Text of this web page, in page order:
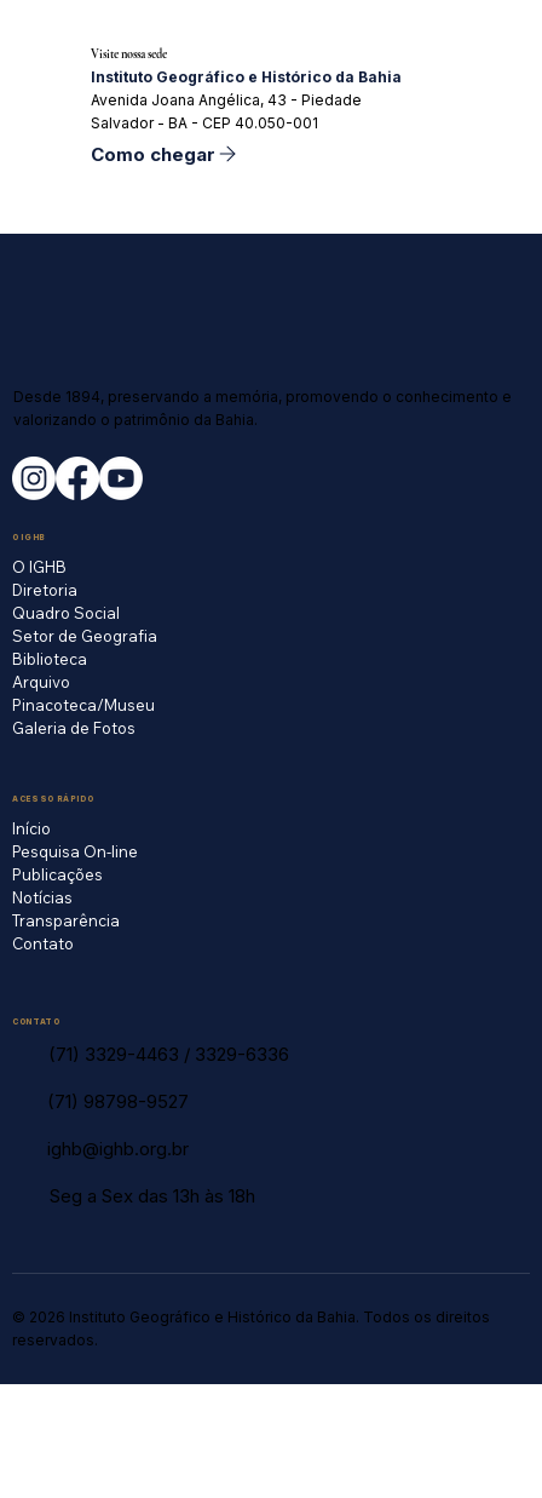
Visite nossa sede
Instituto Geográfico e Histórico da Bahia
Avenida Joana Angélica, 43 - Piedade
Salvador - BA - CEP 40.050-001
Como chegar
Desde 1894, preservando a memória, promovendo o conhecimento e
valorizando o patrimônio da Bahia.
O IGHB
O IGHB
Diretoria
Quadro Social
Setor de Geografia
Biblioteca
Arquivo
Pinacoteca/Museu
Galeria de Fotos
ACESSO RÁPIDO
Início
Pesquisa On-line
Publicações
Notícias
Transparência
Contato
CONTATO
(71) 3329-4463 / 3329-6336
(71) 98798-9527
ighb@ighb.org.br
Seg a Sex das 13h às 18h
© 2026 Instituto Geográfico e Histórico da Bahia. Todos os direitos
reservados.